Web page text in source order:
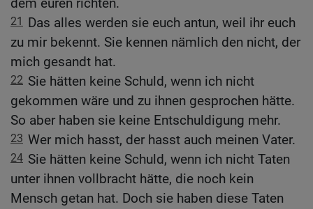
dem euren richten.
21
Das alles werden sie euch antun, weil ihr euch
zu mir bekennt. Sie kennen nämlich den nicht, der
mich gesandt hat.
22 Sie hätten keine Schuld, wenn ich nicht
gekommen wäre und zu ihnen gesprochen hätte.
So aber haben sie keine Entschuldigung mehr.
23 Wer mich hasst, der hasst auch meinen Vater.
24 Sie hätten keine Schuld, wenn ich nicht Taten
unter ihnen vollbracht hätte, die noch kein
Mensch getan hat. Doch sie haben diese Taten